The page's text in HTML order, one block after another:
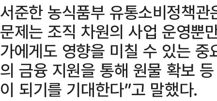
서준한 농식품부 유통소비정책
문제는 조직 차원의 사업 운영뿐
가에게도 영향을 미칠 수 있는
의 금융 지원을 통해 원물 확보
이 되기를 기대한다”고 말했다.